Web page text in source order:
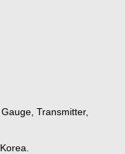
Transmitter,